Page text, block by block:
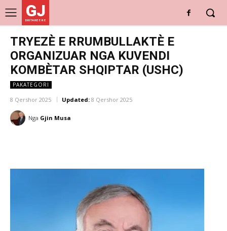
GJ
DRITARE E RE
TRYEZÈ E RRUMBULLAKTÈ E
ORGANIZUAR NGA KUVENDI
KOMBÈTAR SHQIPTAR (USHC)
PAKATEGORI
8 Qershor 2025 Updated: 8 Qershor 2025
Nga Gjin Musa